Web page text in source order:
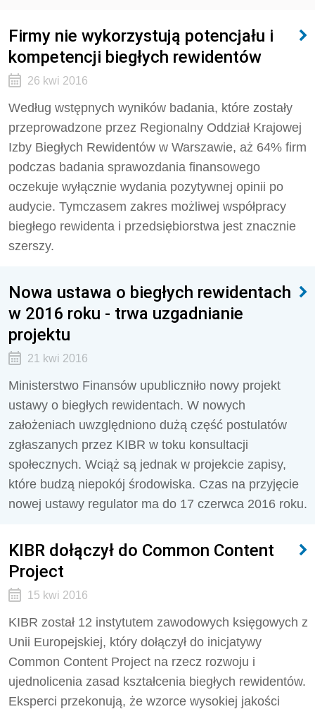
Firmy nie wykorzystują potencjału i
kompetencji biegłych rewidentów
26 kwi 2016
Według wstępnych wyników badania, które zostały
przeprowadzone przez Regionalny Oddział Krajowej
Izby Biegłych Rewidentów w Warszawie, aż 64% firm
podczas badania sprawozdania finansowego
oczekuje wyłącznie wydania pozytywnej opinii po
audycie. Tymczasem zakres możliwej współpracy
biegłego rewidenta i przedsiębiorstwa jest znacznie
szerszy.
Nowa ustawa o biegłych rewidentach
w 2016 roku - trwa uzgadnianie
projektu
21 kwi 2016
Ministerstwo Finansów upubliczniło nowy projekt
ustawy o biegłych rewidentach. W nowych
założeniach uwzględniono dużą część postulatów
zgłaszanych przez KIBR w toku konsultacji
społecznych. Wciąż są jednak w projekcie zapisy,
które budzą niepokój środowiska. Czas na przyjęcie
nowej ustawy regulator ma do 17 czerwca 2016 roku.
KIBR dołączył do Common Content
Project
15 kwi 2016
KIBR został 12 instytutem zawodowych księgowych z
Unii Europejskiej, który dołączył do inicjatywy
Common Content Project na rzecz rozwoju i
ujednolicenia zasad kształcenia biegłych rewidentów.
Eksperci przekonują, że wzorce wysokiej jakości